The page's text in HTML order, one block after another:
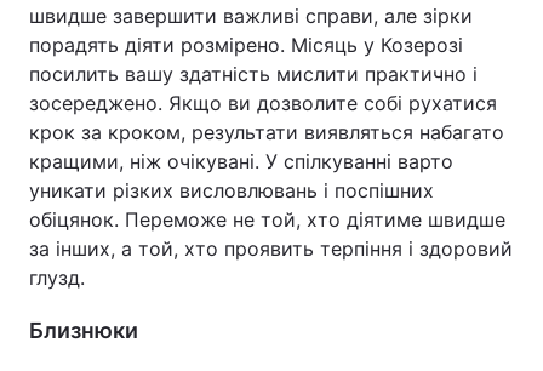
швидше завершити важливі справи, але зірки
порадять діяти розмірено. Місяць у Козерозі
посилить вашу здатність мислити практично і
зосереджено. Якщо ви дозволите собі рухатися
крок за кроком, результати виявляться набагато
кращими, ніж очікувані. У спілкуванні варто
уникати різких висловлювань і поспішних
обіцянок. Переможе не той, хто діятиме швидше
за інших, а той, хто проявить терпіння і здоровий
глузд.
Близнюки